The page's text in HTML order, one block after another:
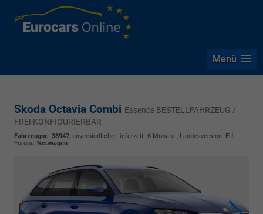
Menü
Skoda Octavia Combi Essence BESTELLFAHRZEUG /
FREI KONFIGURIERBAR
Fahrzeugnr.: 38947, unverbindliche Lieferzeit: 6 Monate , Landesversion: EU -
Europa, Neuwagen